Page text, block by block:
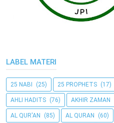
LABEL MATERI
25 NABI (25) 25 PROPHETS (17)
AHLI HADITS (76) AKHIR ZAMAN
AL QUR'AN (85) AL QURAN (60)